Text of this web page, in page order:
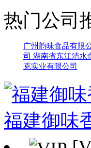
热门公司
广州韵味食品有限
司 湖南省东江清水
克实业有限公司
福建御味